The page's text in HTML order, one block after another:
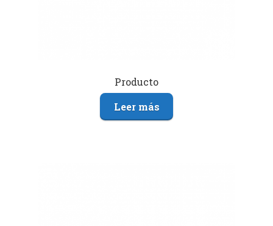
Producto
Leer más